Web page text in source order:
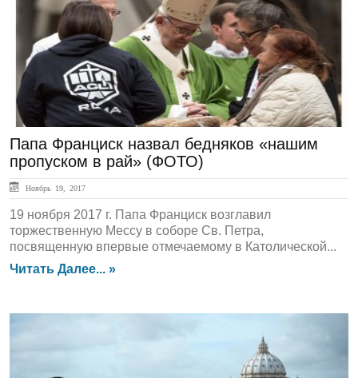
ГЛАВНАЯ
Папа Франциск назвал бедняков «нашим
пропуском в рай» (ФОТО)
Ноябрь 19, 2017
19 ноября 2017 г. Папа Франциск возглавил
торжественную Мессу в соборе Св. Петра,
посвященную впервые отмечаемому в Католической...
Читать Далее... »
ЛЕНТА НОВОСТЕЙ